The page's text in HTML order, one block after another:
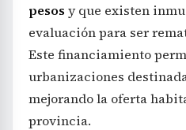
pesos y que existen
evaluación para ser
Este financiamiento
urbanizaciones
mejorando la oferta
provincia.